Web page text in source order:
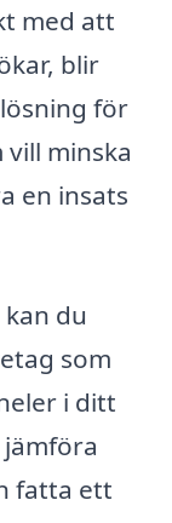
med att
blir
för
minska
en insats
du
som
i ditt
fatta ett